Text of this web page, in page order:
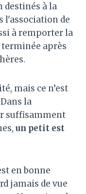
destinés à la
l'association de
à remporter la
terminée après
mais ce n’est
la
suffisamment
un petit est
en bonne
jamais de vue